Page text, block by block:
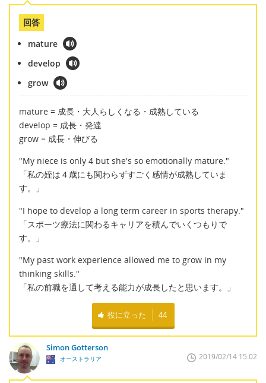
回答
mature
develop
grow
mature = 成長・大人らしくなる・成熟している
develop = 成長・発達
grow = 成長・伸びる
"My niece is only 4 but she's so emotionally mature."
「私の姪は４歳にも関わらずすごく感情が成熟していま
す。」
"I hope to develop a long term career in sports therapy."
「スポーツ療法に関わるキャリアを積んでいくつもりで
す。」
"My past work experience allowed me to grow in my
thinking skills."
「私の前職を通して考える能力が成長したと思います。」
役に立った 44
Simon Gotterson
オーストラリア 2019/02/14 15:02